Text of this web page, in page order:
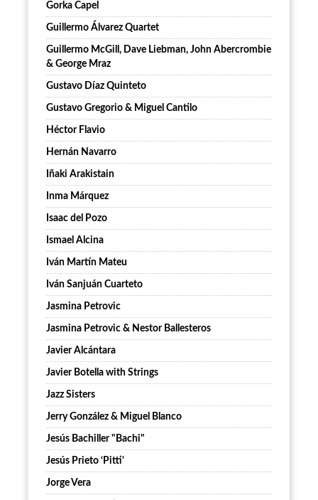
Gorka Capel
Guillermo Álvarez Quartet
Guillermo McGill, Dave Liebman, John Abercrombie
& George Mraz
Gustavo Díaz Quinteto
Gustavo Gregorio & Miguel Cantilo
Héctor Flavio
Hernán Navarro
Iñaki Arakistain
Inma Márquez
Isaac del Pozo
Ismael Alcina
Iván Martín Mateu
Iván Sanjuán Cuarteto
Jasmina Petrovic
Jasmina Petrovic & Nestor Ballesteros
Javier Alcántara
Javier Botella with Strings
Jazz Sisters
Jerry González & Miguel Blanco
Jesús Bachiller "Bachi"
Jesús Prieto ‘Pitti'
Jorge Vera